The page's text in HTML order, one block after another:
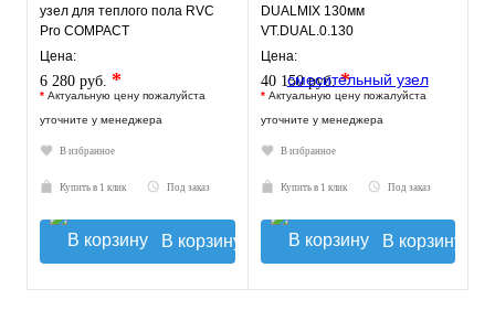
узел для теплого пола RVC
Pro COMPACT
Цена:
6 280 руб. *
* Актуальную цену пожалуйста
уточните у менеджера
В избранное
Купить в 1 клик Под заказ
В корзину
DUALMIX 130мм
VT.DUAL.0.130
Цена:
40 150 руб.*
* Актуальную цену пожалуйста
уточните у менеджера
В избранное
Купить в 1 клик Под заказ
В корзину